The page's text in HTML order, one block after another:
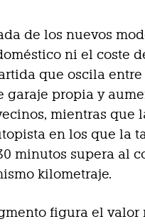
de los nuevos
ni el coste
que oscila entre
garaje propia y
mientras que
en los que la
minutos supera al
kilometraje.
figura el valor